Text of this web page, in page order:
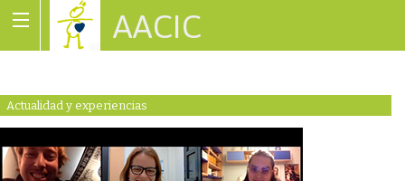
AACIC
Actualidad y experiencias